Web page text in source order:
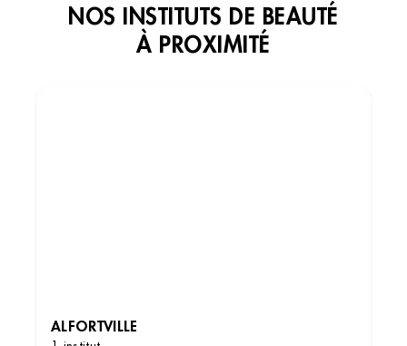
NOS INSTITUTS DE BEAUTÉ
À PROXIMITÉ
ALFORTVILLE